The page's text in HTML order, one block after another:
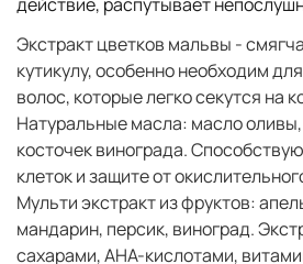
Экстракт цветков мальвы -
кутикулу, особенно необходим
волос, которые легко секутся на
Натуральные масла: масло
косточек винограда.
клеток и защите от
Мульти экстракт из фруктов:
мандарин, персик, виноград.
сахарами, AHA-кислотами,